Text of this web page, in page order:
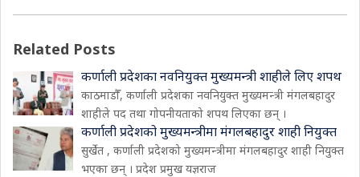
Related Posts
कर्णाली प्रदेशका नवनियुक्त मुख्यमन्त्री शाहीले लिए शपथ
काठमाडौँ, कर्णाली प्रदेशका नवनियुक्त मुख्यमन्त्री मंगलबहादुर
शाहीले पद तथा गोपनीयताको शपथ लिएका छन् ।
कर्णाली प्रदेशको मुख्यमन्त्रीमा मंगलबहादुर शाही नियुक्त
सुर्खेत , कर्णाली प्रदेशको मुख्यमन्त्रीमा मंगलबहादुर शाही नियुक्त
भएका छन् । प्रदेश प्रमुख यज्ञराज